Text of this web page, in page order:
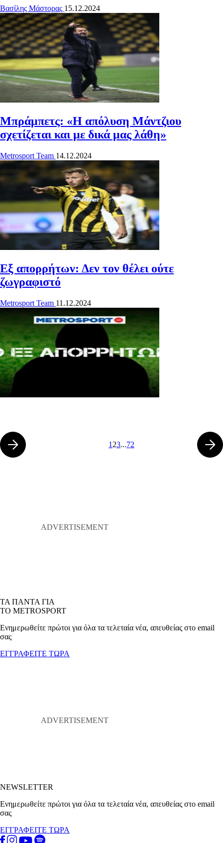
Βασίλης Μάστορας 15.12.2024
Μπράμπετς: «Η απόλυση Μάντζιου
σχετίζεται και με δικά μας λάθη»
Metrosport Team 14.12.2024
Εξ απορρήτων: Δεν τον θέλει ούτε
ζωγραφιστό
Metrosport Team 11.12.2024
1 23...72
ΤΑ ΠΑΝΤΑ ΓΙΑ
ΤΟ METROSPORT
Ενημερωθείτε πρώτοι για όλα τα τελεταία νέα, απευθείας στο email
σας
ΕΓΓΡΑΦΕΙΤΕ ΤΩΡΑ
NEWSLETTER
Ενημερωθείτε πρώτοι για όλα τα τελεταία νέα, απευθείας στο email
σας
ΕΓΓΡΑΦΕΙΤΕ ΤΩΡΑ